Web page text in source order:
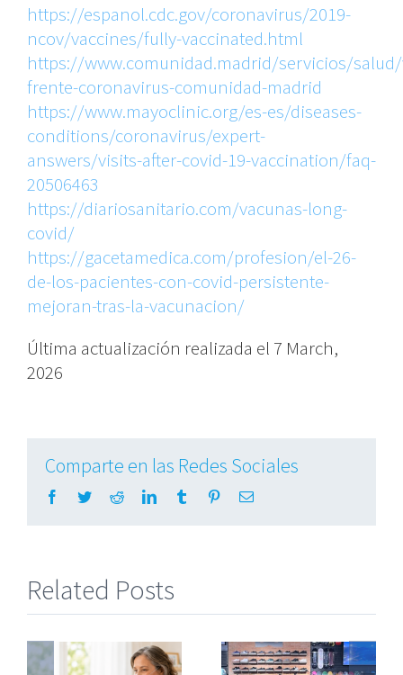
https://espanol.cdc.gov/coronavirus/2019-
ncov/vaccines/fully-vaccinated.html
https://www.comunidad.madrid/servicios/
frente-coronavirus-comunidad-madrid
https://www.mayoclinic.org/es-es/diseases-
conditions/coronavirus/expert-
answers/visits-after-covid-19-vaccination/faq-
20506463
https://diariosanitario.com/vacunas-long-
covid/
https://gacetamedica.com/profesion/el-26-
de-los-pacientes-con-covid-persistente-
mejoran-tras-la-vacunacion/
Última actualización realizada el 7 March,
2026
Comparte en las Redes Sociales
Facebook
TwitterRedditLinkedInTumblr PinterestEmail
Related Posts
Arran Strong y
La tos crónica
afecta sobre